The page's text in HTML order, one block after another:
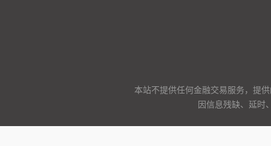
本站不提供任何金融交易服务，提
因信息残缺、延时